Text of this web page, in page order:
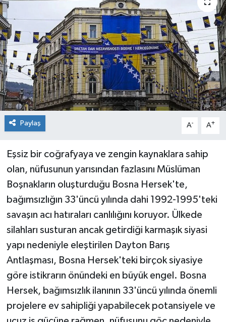
Paylaş A- A+
Eşsiz bir coğrafyaya ve zengin kaynaklara sahip
olan, nüfusunun yarısından fazlasını Müslüman
Boşnakların oluşturduğu Bosna Hersek'te,
bağımsızlığın 33'üncü yılında dahi 1992-1995'teki
savaşın acı hatıraları canlılığını koruyor. Ülkede
silahları susturan ancak getirdiği karmaşık siyasi
yapı nedeniyle eleştirilen Dayton Barış
Antlaşması, Bosna Hersek'teki birçok siyasiye
göre istikrarın önündeki en büyük engel. Bosna
Hersek, bağımsızlık ilanının 33'üncü yılında önemli
projelere ev sahipliği yapabilecek potansiyele ve